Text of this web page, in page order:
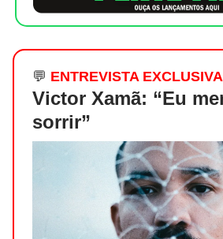
💬 ENTREVISTA EXCLUSIVA
Victor Xamã: “Eu
sorrir”